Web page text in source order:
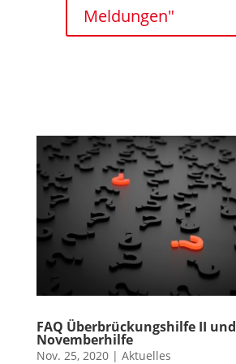
Meldungen"
FAQ Überbrückungshilfe II und
Novemberhilfe
Nov. 25, 2020| Aktuelles